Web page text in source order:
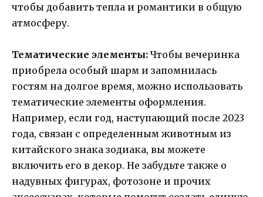
чтобы добавить тепла и романтики в общую
атмосферу.
Тематические элементы: Чтобы вечеринка
приобрела особый шарм и запомнилась
гостям на долгое время, можно использовать
тематические элементы оформления.
Например, если год, наступающий после 2023
года, связан с определенным животным из
китайского знака зодиака, вы можете
включить его в декор. Не забудьте также о
надувных фигурах, фотозоне и прочих